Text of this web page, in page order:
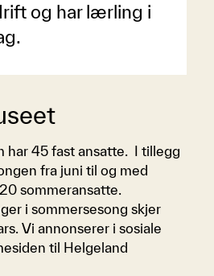
og har lærling i
har 45 fast ansatte. I tillegg
fra juni til og med
sommeransatte.
i sommersesong skjer
Vi annonserer i sosiale
til Helgeland